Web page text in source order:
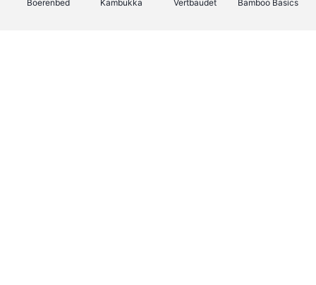
Boerenbed Kambukka Vertbaudet Bamboo Basics